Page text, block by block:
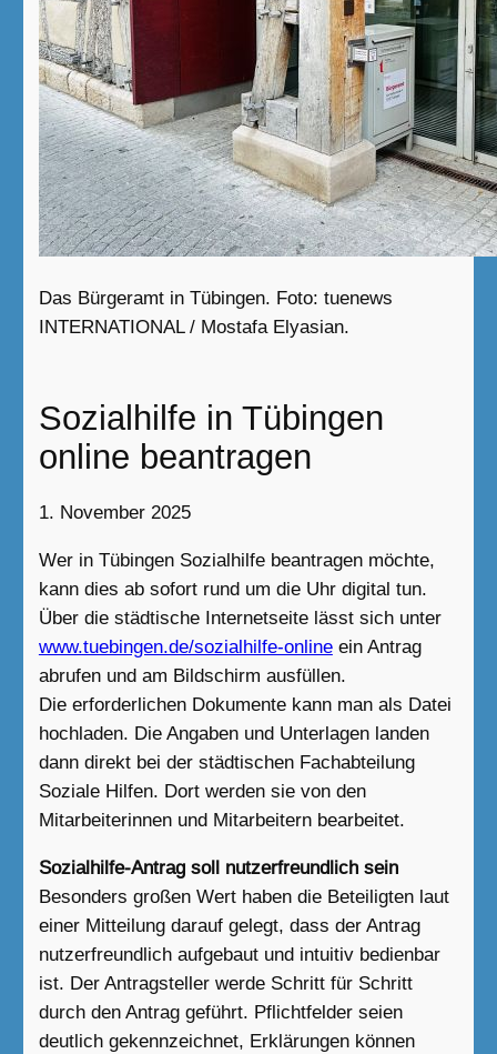
Das Bürgeramt in Tübingen. Foto: tuenews
INTERNATIONAL / Mostafa Elyasian.
Sozialhilfe in Tübingen
online beantragen
1. November 2025
Wer in Tübingen Sozialhilfe beantragen möchte,
kann dies ab sofort rund um die Uhr digital tun.
Über die städtische Internetseite lässt sich unter
www.tuebingen.de/sozialhilfe-onlineein Antrag
abrufen und am Bildschirm ausfüllen.
Die erforderlichen Dokumente kann man als Datei
hochladen. Die Angaben und Unterlagen landen
dann direkt bei der städtischen Fachabteilung
Soziale Hilfen. Dort werden sie von den
Mitarbeiterinnen und Mitarbeitern bearbeitet.
Sozialhilfe-Antrag soll nutzerfreundlich sein
Besonders großen Wert haben die Beteiligten laut
einer Mitteilung darauf gelegt, dass der Antrag
nutzerfreundlich aufgebaut und intuitiv bedienbar
ist. Der Antragsteller werde Schritt für Schritt
durch den Antrag geführt. Pflichtfelder seien
deutlich gekennzeichnet, Erklärungen können